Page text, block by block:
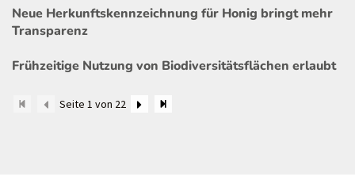
Neue Herkunftskennzeichnung für Honig bringt mehr
Transparenz
Frühzeitige Nutzung von Biodiversitätsflächen erlaubt
Seite 1 von 22